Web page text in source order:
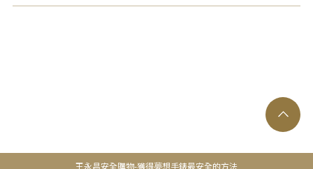
王永昌安全購物-獲得夢想手錶最安全的方法